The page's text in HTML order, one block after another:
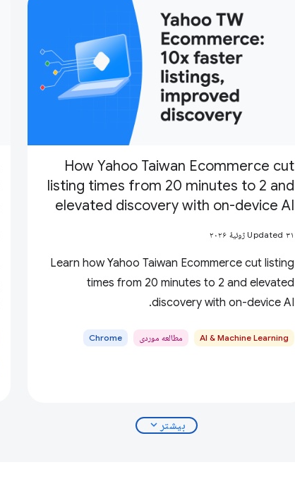
How Yahoo Taiwan Ecommerce cut
listing times from 20 minutes to 2 and
elevated discovery with on-device AI
Updated ۳۱ ژوئیهٔ ۲۰۲۶
Learn how Yahoo Taiwan Ecommerce cut listing
times from 20 minutes to 2 and elevated
discovery with on-device AI.
AI & Machine Learning مطالعه موردی Chrome
بیشتر expand_more